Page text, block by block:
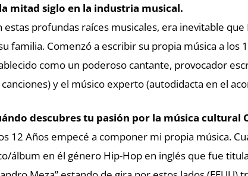
mitad siglo en la industria musical.
estas profundas raíces musicales, era inevitable
familia. Comenzó a escribir su propia música a los
como un poderoso cantante, provocador
canciones) y el músico experto (autodidacta en el
descubres tu pasión por la música cultural
12 Años empecé a componer mi propia música.
álbum en él género Hip-Hop en inglés que fue